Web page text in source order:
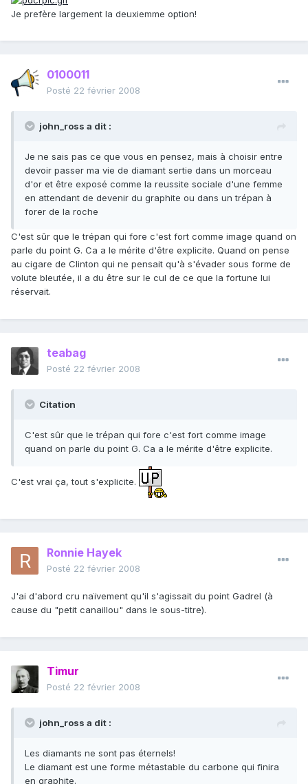
Je prefère largement la deuxiemme option!
0100011
Posté 22 février 2008
john_ross a dit :
Je ne sais pas ce que vous en pensez, mais à choisir entre
devoir passer ma vie de diamant sertie dans un morceau
d'or et être exposé comme la reussite sociale d'une femme
en attendant de devenir du graphite ou dans un trépan à
forer de la roche
C'est sûr que le trépan qui fore c'est fort comme image quand on
parle du point G. Ca a le mérite d'être explicite. Quand on pense
au cigare de Clinton qui ne pensait qu'à s'évader sous forme de
volute bleutée, il a du être sur le cul de ce que la fortune lui
réservait.
teabag
Posté 22 février 2008
Citation
C'est sûr que le trépan qui fore c'est fort comme image
quand on parle du point G. Ca a le mérite d'être explicite.
C'est vrai ça, tout s'explicite.
Ronnie Hayek
Posté 22 février 2008
J'ai d'abord cru naïvement qu'il s'agissait du point Gadrel (à
cause du "petit canaillou" dans le sous-titre).
Timur
Posté 22 février 2008
john_ross a dit :
Les diamants ne sont pas éternels!
Le diamant est une forme métastable du carbone qui finira
en graphite.